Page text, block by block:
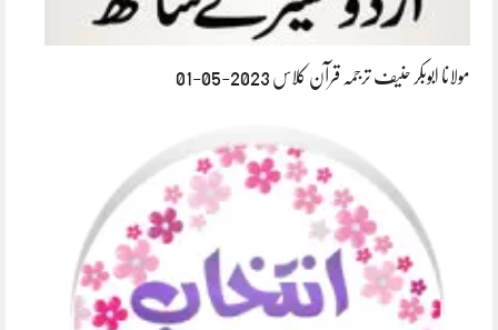
مولانا ابوبکر حنیف ترجمہ قرآن کلاس 2023-05-01